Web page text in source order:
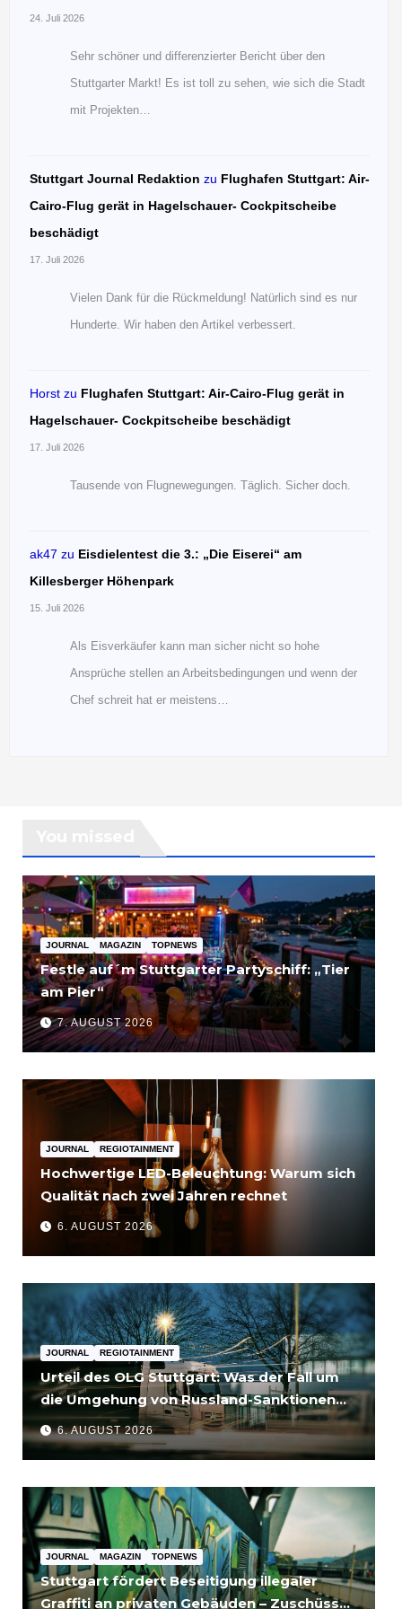
24. Juli 2026
Sehr schöner und differenzierter Bericht über den
Stuttgarter Markt! Es ist toll zu sehen, wie sich die Stadt
mit Projekten…
Stuttgart Journal Redaktion zu Flughafen Stuttgart: Air-
Cairo-Flug gerät in Hagelschauer- Cockpitscheibe
beschädigt
17. Juli 2026
Vielen Dank für die Rückmeldung! Natürlich sind es nur
Hunderte. Wir haben den Artikel verbessert.
Horst zu Flughafen Stuttgart: Air-Cairo-Flug gerät in
Hagelschauer- Cockpitscheibe beschädigt
17. Juli 2026
Tausende von Flugnewegungen. Täglich. Sicher doch.
ak47 zu Eisdielentest die 3.: „Die Eiserei“ am
Killesberger Höhenpark
15. Juli 2026
Als Eisverkäufer kann man sicher nicht so hohe
Ansprüche stellen an Arbeitsbedingungen und wenn der
Chef schreit hat er meistens…
JOURNAL MAGAZIN TOPNEWS
Festle auf´m Stuttgarter Partyschiff: „Tier
am Pier“
7. AUGUST 2026
JOURNAL REGIOTAINMENT
Hochwertige LED-Beleuchtung: Warum sich
Qualität nach zwei Jahren rechnet
6. AUGUST 2026
JOURNAL REGIOTAINMENT
Urteil des OLG Stuttgart: Was der Fall um
die Umgehung von Russland-Sanktionen
für Unternehmen bedeutet
6. AUGUST 2026
JOURNAL MAGAZIN TOPNEWS
Stuttgart fördert Beseitigung illegaler
Graffiti an privaten Gebäuden – Zuschüsse